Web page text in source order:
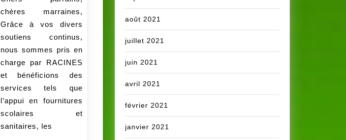
075/Décembre
2022,Trimestriel
Ecoles
Partenaires
de
RACINES
dans
communes
chères marraines,
Grâce à vos divers
soutiens continus,
nous sommes pris en
charge par RACINES
et bénéficions des
services tels que
l’appui en fournitures
scolaires et
sanitaires, les
août 2021
juillet 2021
juin 2021
avril 2021
février 2021
janvier 2021